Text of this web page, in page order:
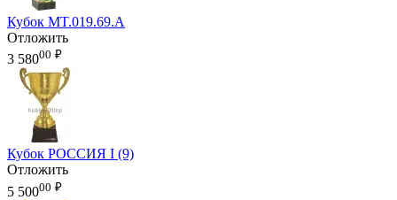
Кубок MT.019.69.A
Отложить
3 58000 ₽
Кубок РОССИЯ I (9)
Отложить
5 50000 ₽